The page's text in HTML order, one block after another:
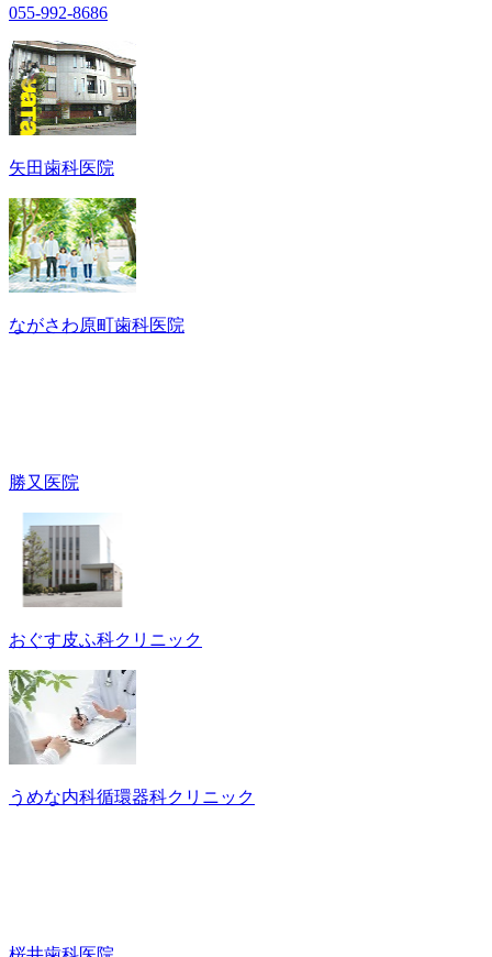
055-992-8686
矢田歯科医院
ながさわ原町歯科医院
勝又医院
おぐす皮ふ科クリニック
うめな内科循環器科クリニック